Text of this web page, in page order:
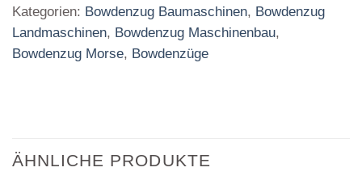
Kategorien: Bowdenzug Baumaschinen, Bowdenzug
Landmaschinen, Bowdenzug Maschinenbau,
Bowdenzug Morse, Bowdenzüge
ÄHNLICHE PRODUKTE